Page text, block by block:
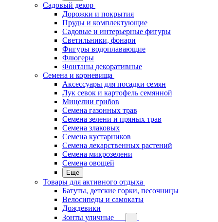
Садовый декор
Дорожки и покрытия
Пруды и комплектующие
Садовые и интерьерные фигуры
Светильники, фонари
Фигуры водоплавающие
Флюгеры
Фонтаны декоративные
Семена и корневища
Аксессуары для посадки семян
Лук севок и картофель семянной
Мицелии грибов
Семена газонных трав
Семена зелени и пряных трав
Семена злаковых
Семена кустарников
Семена лекарственных растений
Семена микрозелени
Семена овощей
Еще
Товары для активного отдыха
Батуты, детские горки, песочницы
Велосипеды и самокаты
Дождевики
Зонты уличные